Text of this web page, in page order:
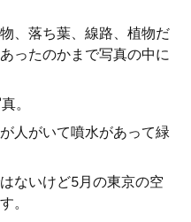
、落ち葉、線路、植物だ
ったのかまで写真の中に
。
人がいて噴水があって緑
ないけど5月の東京の空
。